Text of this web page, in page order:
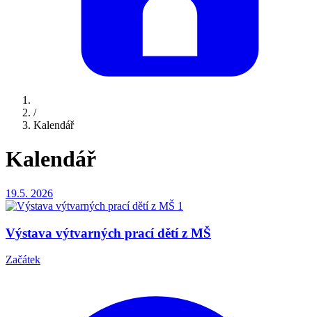
/
Kalendář
Kalendář
19.5. 2026
Výstava výtvarných prací dětí z MŠ
Začátek